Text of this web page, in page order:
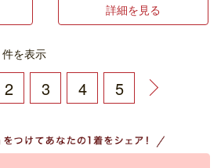
詳細を見る
件を表示
2 3 4 5